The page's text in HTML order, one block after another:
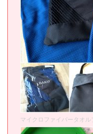
マイクロファイバータオ